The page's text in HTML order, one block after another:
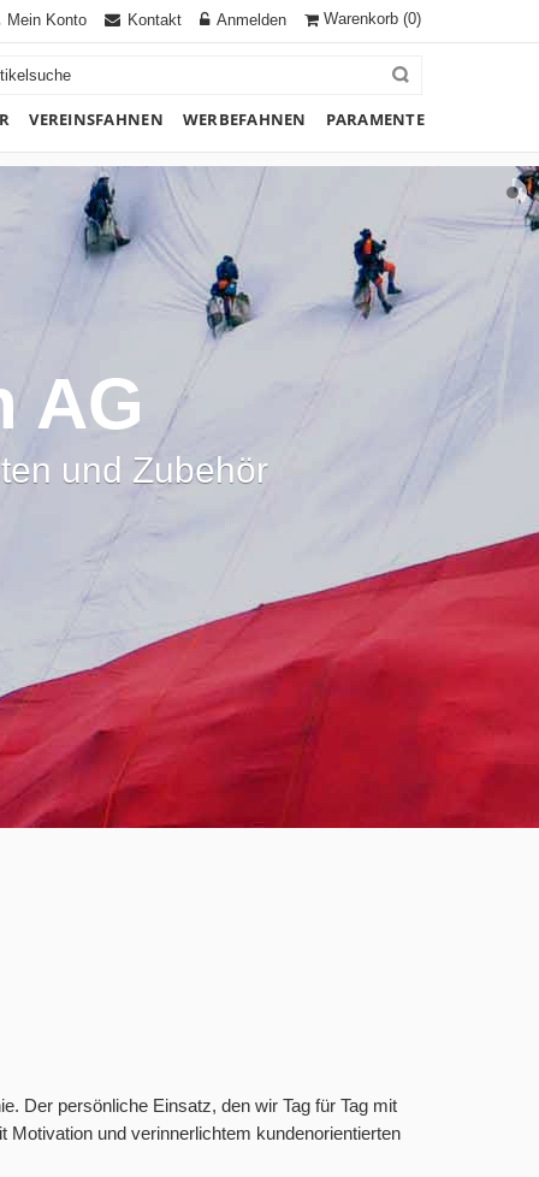
Warenkorb (0)
Mein Konto Kontakt Anmelden
VEREINSFAHNEN WERBEFAHNEN PARAMENTE
AG
und Zubehör
Der persönliche Einsatz, den wir Tag für Tag mit
und verinnerlichtem kundenorientierten